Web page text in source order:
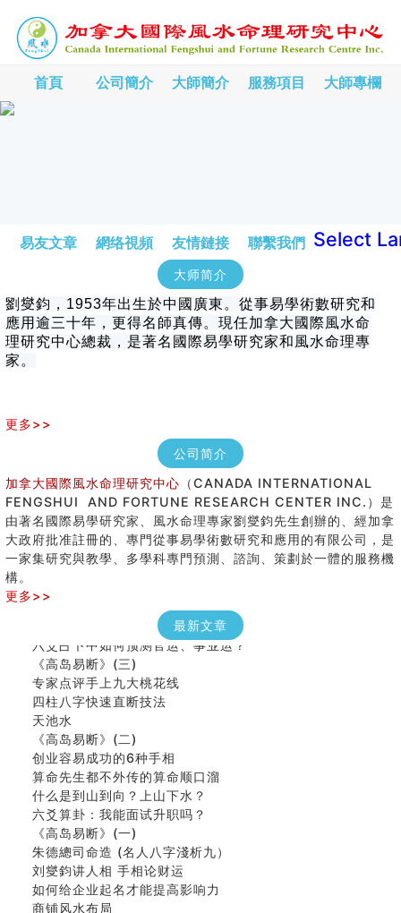
首頁 公司簡介 大師簡介 服務項目 大師專欄
易友文章 網络視頻 友情鏈接 聯繫我們 Select
大师简介
劉燮鈞，1953年出生於中國廣東。從事易學術數研究和
應用逾三十年，更得名師真傳。現任加拿大國際風水命
理研究中心總裁，是著名國際易學研究家和風水命理專
家。
更多>>
公司简介
加拿大國際風水命理研究中心 （CANADA INTERNATIONAL
FENGSHUI AND FORTUNE RESEARCH CENTER INC.）是
由著名國際易學研究家、風水命理專家劉燮鈞先生創辦的、經加拿
大政府批准註冊的、專門從事易學術數研究和應用的有限公司，是
一家集研究與教學、多學科專門預測、諮詢、策劃於一體的服務機
構。
更多>>
最新文章
八字铁口直断经验总结五十条
《高岛易断》(四)
马斯克八字分析
饭店餐馆风水布局知识
六爻占卜中如何预测官运、事业运？
《高岛易断》(三)
专家点评手上九大桃花线
四柱八字快速直断技法
天池水
《高岛易断》(二)
创业容易成功的6种手相
算命先生都不外传的算命顺口溜
什么是到山到向？上山下水？
六爻算卦：我能面试升职吗？
《高岛易断》(一)
朱德總司命造 (名⼈⼋字淺析九）
刘燮鈞讲人相 手相论财运
如何给企业起名才能提高影响力
商铺风水布局